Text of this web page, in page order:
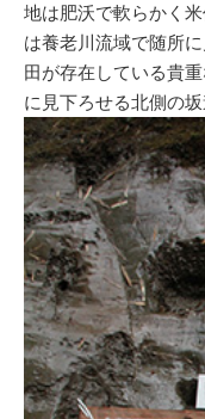
地は肥沃で軟らかく
は養老川流域で随所
田が存在している貴
に見下ろせる北側の